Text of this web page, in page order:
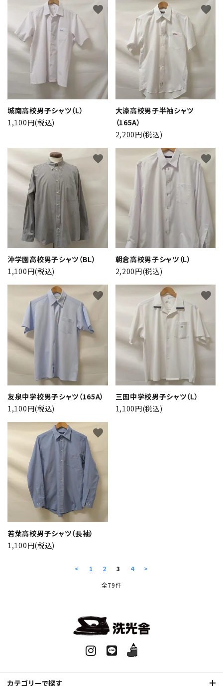
城南高校男子シャツ（L）
1,100円(税込)
favorite
大濠高校男子半袖シャツ
（165A）
2,200円(税込)
favorite
沖学園高校男子シャツ（BL）
1,100円(税込)
favorite
朝倉高校男子シャツ（L）
2,200円(税込)
favorite
友泉中学校男子シャツ（165A）
1,100円(税込)
favorite
三国中学校男子シャツ（L）
1,100円(税込)
favorite
若葉高校男子シャツ（長袖）
1,100円(税込)
favorite
< 1 2 3 4
>
全79件
キーワード
カテゴリー
カテゴリーで探す